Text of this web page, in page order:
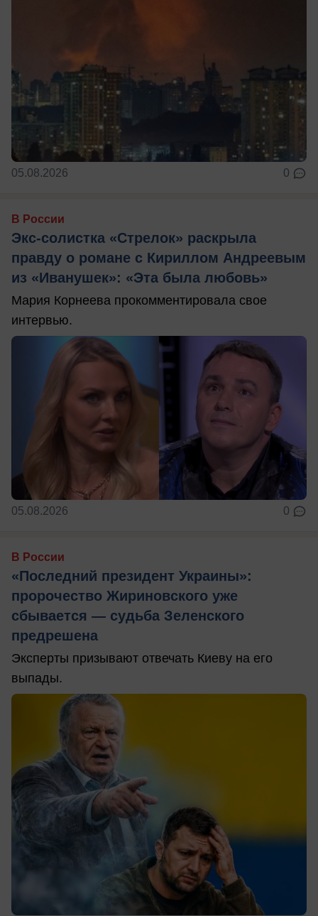
05.08.2026 0
В России
Экс-солистка «Стрелок» раскрыла
правду о романе с Кириллом Андреевым
из «Иванушек»: «Эта была любовь»
Мария Корнеева прокомментировала свое
интервью.
05.08.2026 0
В России
«Последний президент Украины»:
пророчество Жириновского уже
сбывается — судьба Зеленского
предрешена
Эксперты призывают отвечать Киеву на его
выпады.